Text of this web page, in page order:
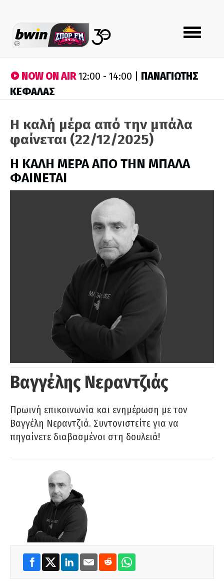
Toggle
navigation
NOW ON AIR12:00 - 14:00 | ΠΑΝΑΓΙΩΤΗΣ
ΚΕΦΑΛΑΣ
Η καλή μέρα από την μπάλα
φαίνεται (22/12/2025)
H ΚΑΛΗ ΜΕΡΑ ΑΠΟ ΤΗΝ ΜΠΑΛΑ
ΦΑΙΝΕΤΑΙ
Βαγγέλης Νεραντζιάς
Πρωινή επικοινωνία και ενημέρωση με τον
Βαγγέλη Νεραντζιά. Συντονιστείτε για να
πηγαίνετε διαβασμένοι στη δουλειά!